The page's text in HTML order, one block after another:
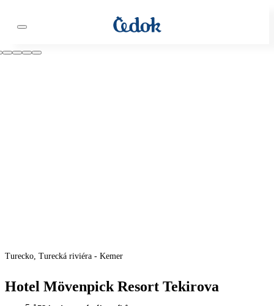
Turecko, Turecká riviéra - Kemer
Hotel Mövenpick Resort Tekirova